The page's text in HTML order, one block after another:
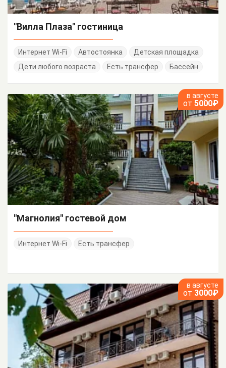
"Вилла Плаза" гостиница
Интернет Wi-Fi Автостоянка
Детская площадка
Дети любого возраста
Есть трансфер Бассейн
в августе
от 5000₽
"Магнолия" гостевой дом
Интернет Wi-Fi Есть трансфер
в августе
от 3000₽